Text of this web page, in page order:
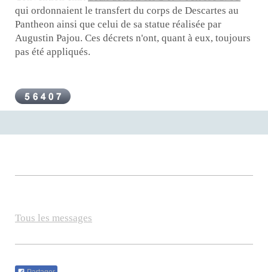
qui ordonnaient le transfert du corps de Descartes au
Pantheon ainsi que celui de sa statue réalisée par
Augustin Pajou. Ces décrets n'ont, quant à eux, toujours
pas été appliqués.
Tous les messages